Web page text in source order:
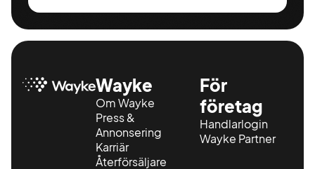
Wayke
Om Wayke
Press &
Annonsering
Karriär
Återförsäljare
För
företag
Handlarlogin
Wayke Partner